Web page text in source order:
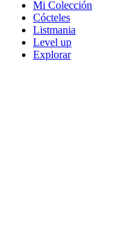
Mi Colección
Cócteles
Listmania
Level up
Explorar